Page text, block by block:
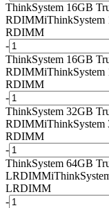
ThinkSystem 16GB
RDIMMi
RDIMM
-
ThinkSystem 16GB
RDIMMi
RDIMM
-
ThinkSystem 32GB
RDIMMi
RDIMM
-
ThinkSystem 64GB
LRDIMMi
LRDIMM
-